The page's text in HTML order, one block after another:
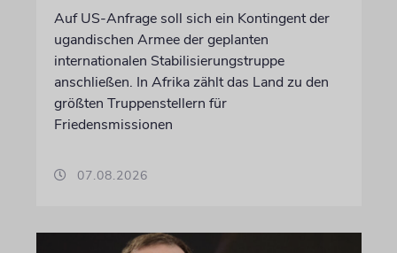
Auf US-Anfrage soll sich ein Kontingent der
ugandischen Armee der geplanten
internationalen Stabilisierungstruppe
anschließen. In Afrika zählt das Land zu den
größten Truppenstellern für
Friedensmissionen
07.08.2026